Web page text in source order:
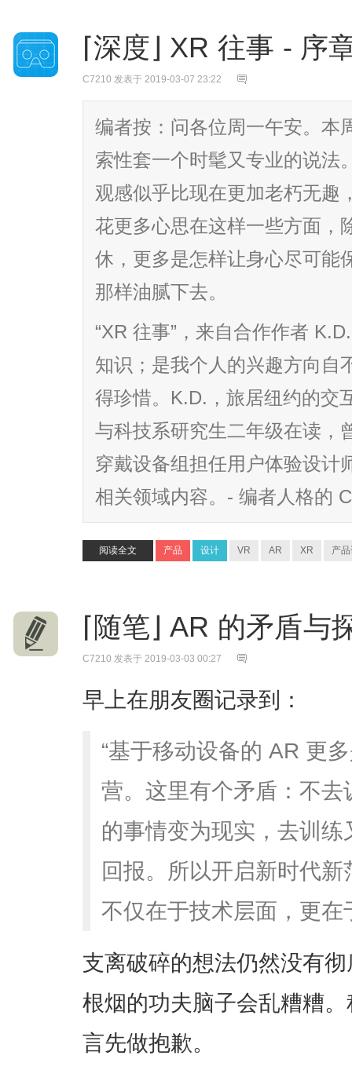
⌈深度⌋ XR 往事 - 序
C7210 发表于 2019-03-07 23:22
编者按：问各位周一午安。本
索性套一个时髦又专业的说法
观感似乎比现在更加老朽无趣
花更多心思在这样一些方面，
休，更多是怎样让身心尽可能
那样油腻下去。
“XR 往事”，来自合作作者
知识；是我个人的兴趣方向自
得珍惜。K.D.，旅居纽约的交
与科技系研究生二年级在读，
穿戴设备组担任用户体验设计
相关领域内容。- 编者人格的
阅读全文 产品 设计 VR AR XR 产
⌈随笔⌋ AR 的矛盾与
C7210 发表于 2019-03-03 00:27
早上在朋友圈记录到：
“基于移动设备的 AR 更
营。这里有个矛盾：不
的事情变为现实，去训
回报。所以开启新时代
不仅在于技术层面，更在
支离破碎的想法仍然没有
根烟的功夫脑子会乱糟糟
言先做抱歉。